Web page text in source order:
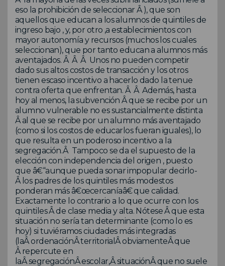
eso la prohibición de seleccionar Â ), que son
aquellos que educan a los alumnos de quintiles de
ingreso bajo , y, por otro ,a establecimientos con
mayor autonomía y recursos (muchos los cuales
seleccionan), que por tanto educan a alumnos más
aventajados. Â Â Â Unos no pueden competir
dado sus altos costos de transacción y los otros
tienen escaso incentivo a hacerlo dado la tenue
contra oferta que enfrentan. Â Â Además, hasta
hoy al menos, la subvención Â que se recibe por un
alumno vulnerable no es sustancialmente distinta
Â al que se recibe por un alumno más aventajado
(como si los costos de educarlos fueran iguales), lo
que resulta en un poderoso incentivo a la
segregación.Â Tampoco se da el supuesto de la
elección con independencia del origen , puesto
que â€“aunque pueda sonar impopular decirlo-
Â los padres de los quintiles más modestos
ponderan más â€œcercaníaâ€ que calidad.
Exactamente lo contrario a lo que ocurre con los
quintiles Â de clase media y alta. Nótese Â que esta
situación no sería tan determinante (como lo es
hoy) si tuviéramos ciudades más integradas
(laÂ ordenaciónÂ territorialÂ obviamenteÂ que
Â repercute en
laÂ segregaciónÂ escolar,Â situaciónÂ que no suele